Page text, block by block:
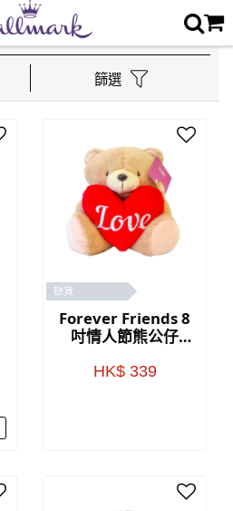
篩選
缺貨
Forever Friends 8
吋情人節熊公仔
HK$ 339